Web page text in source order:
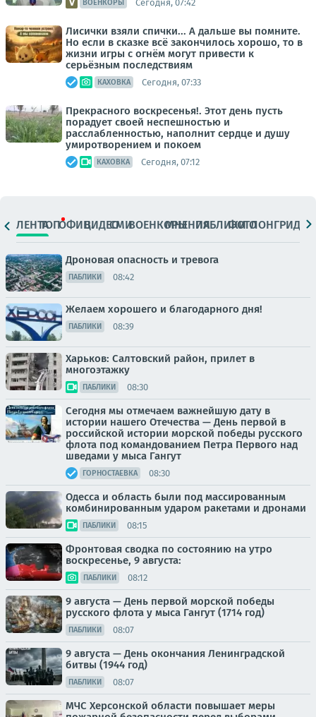
ВОЕНКОРЫ Сегодня, 07:42
Лисички взяли спички... А дальше вы помните.
Но если в сказке всё закончилось хорошо, то в
жизни игры с огнём могут привести к
серьёзным последствиям
КАХОВКА Сегодня, 07:33
Прекрасного воскресенья!. Этот день пусть
порадует своей неспешностью и
расслабленностью, наполнит сердце и душу
умиротворением и покоем
КАХОВКА Сегодня, 07:12
ЛЕНТАТОПОФИЦ.ВИДЕОСМИВОЕНКОРЫМНЕНИЯПАБЛИКИ
ФОТОЛОНГРИДЫ
Дроновая опасность и тревога
ПАБЛИКИ 08:42
Желаем хорошего и благодарного дня!
ПАБЛИКИ 08:39
Харьков: Салтовский район, прилет в
многоэтажку
ПАБЛИКИ 08:30
Сегодня мы отмечаем важнейшую дату в
истории нашего Отечества — День первой в
российской истории морской победы русского
флота под командованием Петра Первого над
шведами у мыса Гангут
ГОРНОСТАЕВКА 08:30
Одесса и область были под массированным
комбинированным ударом ракетами и дронами
ПАБЛИКИ 08:15
Фронтовая сводка по состоянию на утро
воскресенье, 9 августа:
ПАБЛИКИ 08:12
9 августа — День первой морской победы
русского флота у мыса Гангут (1714 год)
ПАБЛИКИ 08:07
9 августа — День окончания Ленинградской
битвы (1944 год)
ПАБЛИКИ 08:07
МЧС Херсонской области повышает меры